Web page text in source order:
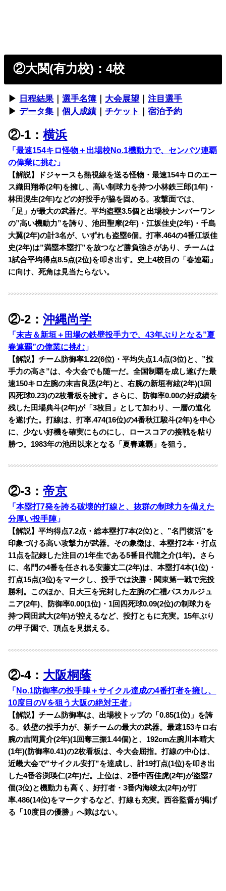
②大関(有力校)：4校
▶︎ 日程結果｜選手名簿 大会展望 ｜注目選手
▶︎ データ集 ｜個人成績｜チケット ｜宿泊予約
②-1：横浜
「最速154キロ怪物＋出場校No.1機動力で、センバツ連覇
の偉業に挑む 」
【解説】ドジャースも熱視線を送る怪物・最速154キロのエー
ス織田翔希(2年)を擁し、高い制球力を持つ小林鉄三郎(1年)・
林田滉生(2年)などの好投手が脇を固める。攻撃面では、
「足」が最大の武器だ。平均盗塁3.5個と出場校ナンバーワン
の”高い機動力”を誇り、池田聖摩(2年)・江坂佳史(2年)・千島
大翼(2年)の計3名が、いずれも盗塁6個。打率.464の4番江坂佳
史(2年)は”満塁本塁打”を放つなど勝負強さがあり、チームは
1試合平均得点8.5点(2位)を叩き出す。史上4校目の「春連覇」
に向け、死角は見当たらない。
②-2：沖縄尚学
「末吉＆新垣＋田場の鉄壁投手力で、43年ぶりとなる”夏
春連覇”の偉業に挑む 」
【解説】チーム防御率1.22(6位)・平均失点1.4点(3位)と、”投
手力の高さ”は、今大会でも随一だ。全国制覇を成し遂げた最
速150キロ左腕の末吉良丞(2年)と、右腕の新垣有絃(2年)(1回
四死球0.23)の2枚看板を擁す。さらに、防御率0.00の好成績を
残した田場典斗(2年)が「3枚目」として加わり、一層の進化
を遂げた。打線は、打率.474(16位)の4番秋江駿斗(2年)を中心
に、少ない好機を確実にものにし、ロースコアの接戦を粘り
勝つ。1983年の池田以来となる「夏春連覇」を狙う。
②-3：帝京
「本塁打7発を誇る破壊的打線と、抜群の制球力を備えた
分厚い投手陣」
【解説】平均得点7.2点・総本塁打7本(2位)と、”名門復活”を
印象づける高い攻撃力が武器。その象徴は、本塁打2本・打点
11点を記録した注目の1年生である5番目代龍之介(1年)。さら
に、名門の4番を任される安藤丈二(2年)は、本塁打4本(1位)・
打点15点(3位)をマークし、投手では決勝・関東第一戦で完投
勝利。このほか、日大三を完封した左腕の仁禮パスカルジュ
ニア(2年)、防御率0.00(1位)・1回四死球0.09(2位)の制球力を
持つ岡田武大(2年)が控えるなど、投打ともに充実。15年ぶり
の甲子園で、頂点を見据える。
②-4： 大阪桐蔭
「 No.1防御率の投手陣＋サイクル達成の4番打者を擁し、
10度目のVを狙う大阪の絶対王者 」
【解説】チーム防御率は、出場校トップの「0.85(1位)」を誇
る。鉄壁の投手力が、新チームの最大の武器。最速153キロ右
腕の吉岡貫介(2年)(1回奪三振1.44個)と、192cm左腕川本晴大
(1年)(防御率0.41)の2枚看板は、今大会屈指。打線の中心は、
近畿大会で”サイクル安打”を達成し、計19打点(1位)を叩き出
した4番谷渕瑛仁(2年)だ。上位は、2番中西佳虎(2年)が盗塁7
個(3位)と機動力も高く、好打者・3番内海竣太(2年)が打
率.486(14位)をマークするなど、打線も充実。西谷監督が掲げ
る「10度目の優勝」へ隙はない。